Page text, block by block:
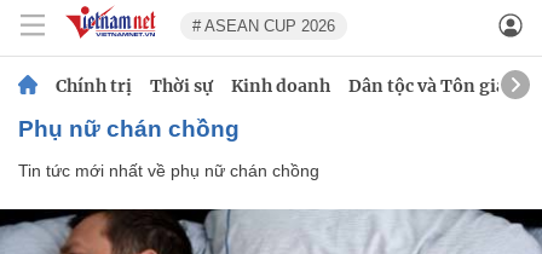
# ASEAN CUP 2026
Chính trị Thời sự Kinh doanh Dân tộc và Tôn giáo
phụ nữ chán chồng
Tin tức mới nhất về phụ nữ chán chồng